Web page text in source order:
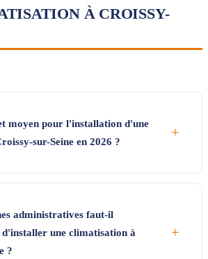
À CROISSY-
moyen pour l'installation d'une
sur-Seine en 2026 ?
+
administratives faut-il
une climatisation à
?
+